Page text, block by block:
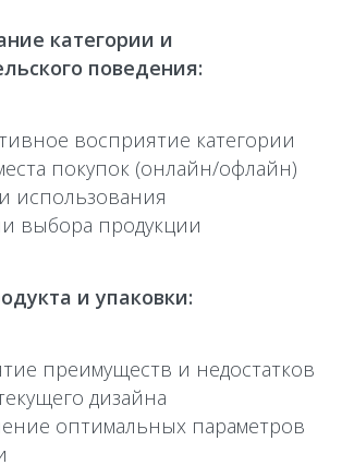
категории и
поведения:
восприятие категории
покупок (онлайн/офлайн)
использования
выбора продукции
и упаковки:
преимуществ и недостатков
дизайна
оптимальных параметров